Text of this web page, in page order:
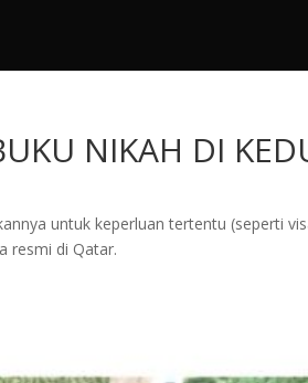
NIKAH DI
untuk keperluan tertentu (seperti
resmi di Qatar.